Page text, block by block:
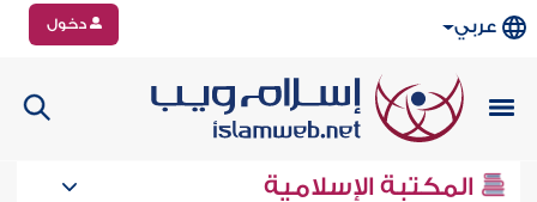
عربي دخول
المكتبة الإسلامية